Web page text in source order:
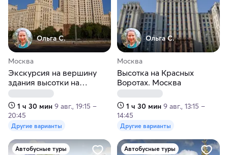
Ольга С.
Москва
Экскурсия на вершину
здания высотки на
Котельнической. Москва
1 ч 30 мин 9 авг., 19:15 –
20:45
Другие варианты
Ольга С.
Москва
Высотка на Красных
Воротах. Москва
1 ч 30 мин 9 авг., 13:15 –
14:45
Другие варианты
Автобусные туры Автобусные туры